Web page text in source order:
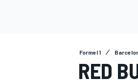
Formel 1
RED